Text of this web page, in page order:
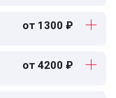
от 1300 ₽
от 4200 ₽